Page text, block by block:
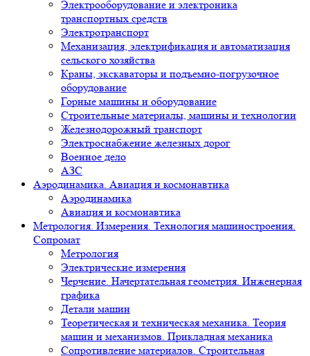
Электрооборудование и электроника
транспортных средств
Электротранспорт
Механизация, электрификация и автоматизация
сельского хозяйства
Краны, экскаваторы и подъемно-погрузочное
оборудование
Горные машины и оборудование
Строительные материалы, машины и технологии
Железнодорожный транспорт
Электроснабжение железных дорог
Военное дело
АЗС
Аэродинамика. Авиация и космонавтика
Аэродинамика
Авиация и космонавтика
Метрология. Измерения. Технология машиностроения.
Сопромат
Метрология
Электрические измерения
Черчение. Начертательная геометрия. Инженерная
графика
Детали машин
Теоретическая и техническая механика. Теория
машин и механизмов. Прикладная механика
Сопротивление материалов. Строительная